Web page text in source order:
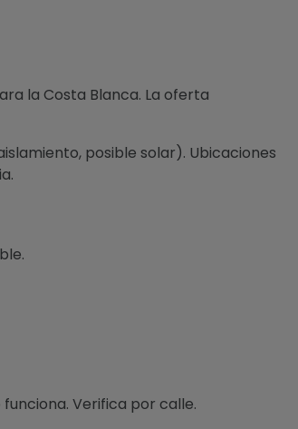
la Costa Blanca. La oferta
posible solar). Ubicaciones
Verifica por calle.